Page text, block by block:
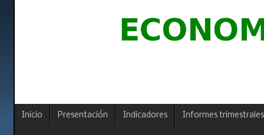
Inicio Presentación Indicadores Informes trimestrales